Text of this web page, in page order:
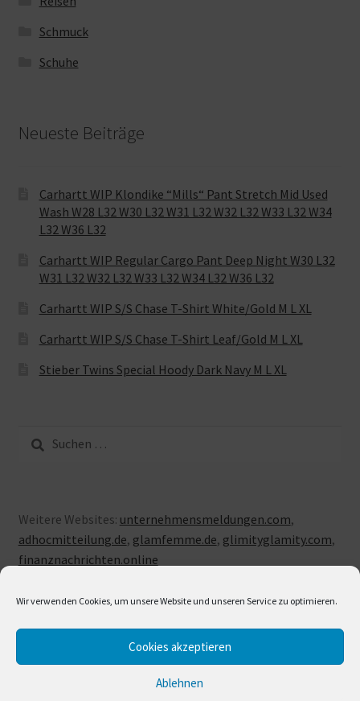
Wir verwenden Cookies, um unsere Website und unseren Service zu optimieren.
Cookies akzeptieren
Ablehnen
Schmuck
Schuhe
Neueste Beiträge
Carhartt WIP Klondike “Mills“ Pant Stretch Mid Used
Wash W28 L32 W30 L32 W31 L32 W32 L32 W33 L32 W34
L32 W36 L32
Carhartt WIP Regular Cargo Pant Deep Night W30 L32
W31 L32 W32 L32 W33 L32 W34 L32 W36 L32
Carhartt WIP S/S Chase T-Shirt White/Gold M L XL
Carhartt WIP S/S Chase T-Shirt Leaf/Gold M L XL
Stieber Twins Special Hoody Dark Navy M L XL
Suche
nach:
Weitere Websites: unternehmensmeldungen.com,
adhocmitteilung.de, glamfemme.de, glimityglamity.com,
finanznachrichten.online
© LUXUSLOVE 2026
Erstellt mit Storefront & WooCommerce